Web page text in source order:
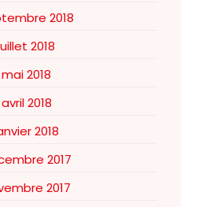
2018
2018
mai 2018
avril 2018
2018
2017
2017